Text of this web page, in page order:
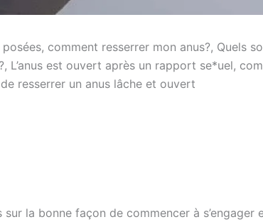
comment resserrer mon anus?, Quels
L’anus est ouvert après un rapport se*uel,
resserrer un anus lâche et ouvert
la bonne façon de commencer à s’engager